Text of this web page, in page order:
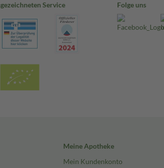
Service Folge uns
Meine Apotheke
Mein Kundenkonto